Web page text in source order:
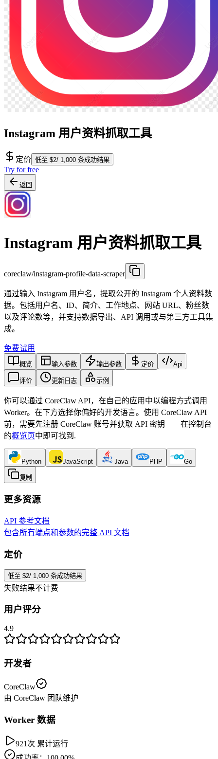
Instagram 用户资料抓取工具
定价 低至 $2/ 1,000 条成功结果
Try for free
返回
Instagram 用户资料抓取工具
coreclaw/instagram-profile-data-scraper
通过输入 Instagram 用户名，提取公开的 Instagram 个人资料数
据。包括用户名、ID、简介、工作地点、网站 URL、粉丝数
以及评论数等，并支持数据导出、API 调用或与第三方工具集
成。
免费试用
概览 输入参数 输出参数 定价 Api
评价 更新日志 示例
你可以通过 CoreClaw API，在自己的应用中以编程方式调用
Worker。在下方选择你偏好的开发语言。使用 CoreClaw API
前，需要先注册 CoreClaw 账号并获取 API 密钥——在控制台
的概览页中即可找到 .
Python JavaScript Java PHP Go
复制
更多资源
API 参考文档
包含所有端点和参数的完整 API 文档
定价
低至 $2/ 1,000 条成功结果
失败结果不计费
用户评分
4.9
开发者
CoreClaw
由 CoreClaw 团队维护
Worker 数据
921次 累计运行